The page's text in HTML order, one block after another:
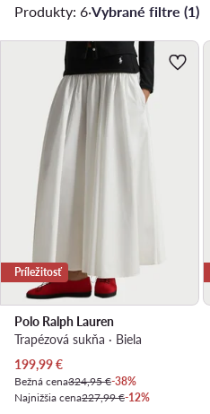
Produkty: 6·Vybrané filtre (1)
Príležitosť
Polo Ralph Lauren
Trapézová sukňa · Biela
Aktuálna cena
199,99€
Bežná cena324,95 €-38%
Najnižšia cena227,99 €-12%